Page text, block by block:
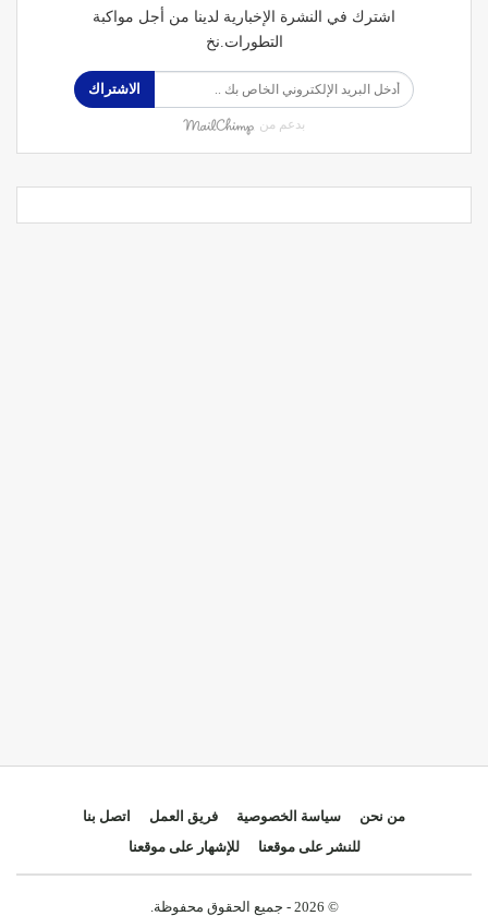
اشترك في النشرة الإخبارية لدينا من أجل مواكبة
التطورات.نخ
الاشتراك
بدعم من
من نحن سياسة الخصوصية فريق العمل
اتصل بنا
للنشر على موقعنا
للإشهار على موقعنا
© 2026 - جميع الحقوق محفوظة.